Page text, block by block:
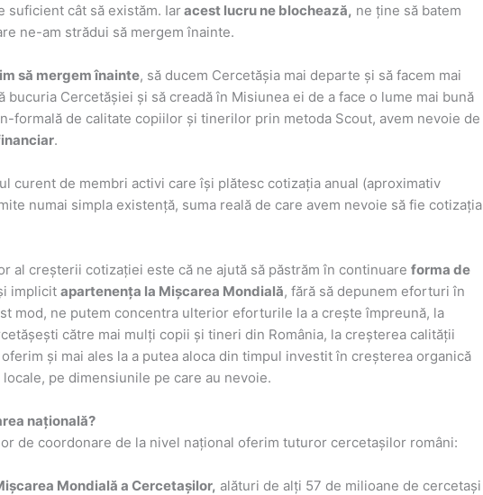
suficient cât să existăm. Iaracest lucru ne blochează, ne ține să batem
ne-am strădui să mergem înainte.
să mergem înainte, să ducem Cercetășia mai departe și să facem mai
bucuria Cercetășiei și să creadă în Misiunea ei de a face o lume mai bună
formală de calitate copiilor și tinerilor prin metoda Scout, avem nevoie de
.
curent de membri activi care își plătesc cotizația anual (aproximativ
numai simpla existență, suma reală de care avem nevoie să fie cotizația
al creșterii cotizației este că ne ajută să păstrăm în continuareforma de
implicitapartenența la Mișcarea Mondială, fără să depunem eforturi în
mod, ne putem concentra ulterior eforturile la a crește împreună, la
către mai mulți copii și tineri din România, la creșterea calității
și mai ales la a putea aloca din timpul investit în creșterea organică
pe dimensiunile pe care au nevoie.
națională?
de coordonare de la nivel național oferim tuturor cercetașilor români:
Mondială a Cercetașilor, alături de alți 57 de milioane de cercetași